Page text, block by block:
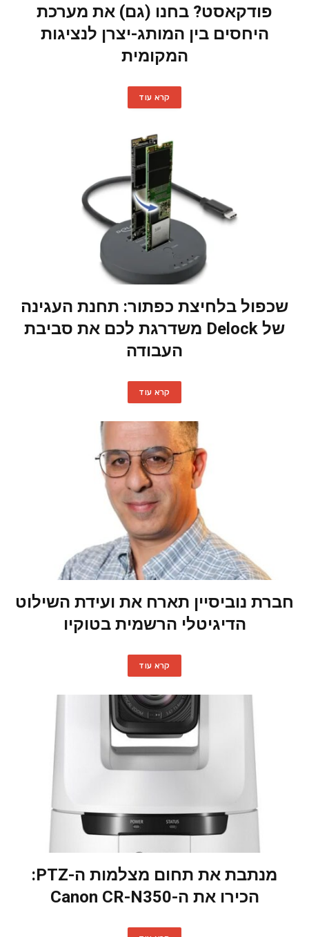
פודקאסט? בחנו (גם) את מערכת
היחסים בין המותג-יצרן לנציגות
המקומית
קרא עוד
שכפול בלחיצת כפתור: תחנת העגינה
של Delock משדרגת לכם את סביבת
העבודה
קרא עוד
חברת נוביסיין תארח את ועידת השילוט
הדיגיטלי הרשמית בטוקיו
קרא עוד
מנתבת את תחום מצלמות ה-PTZ:
הכירו את ה-Canon CR-N350